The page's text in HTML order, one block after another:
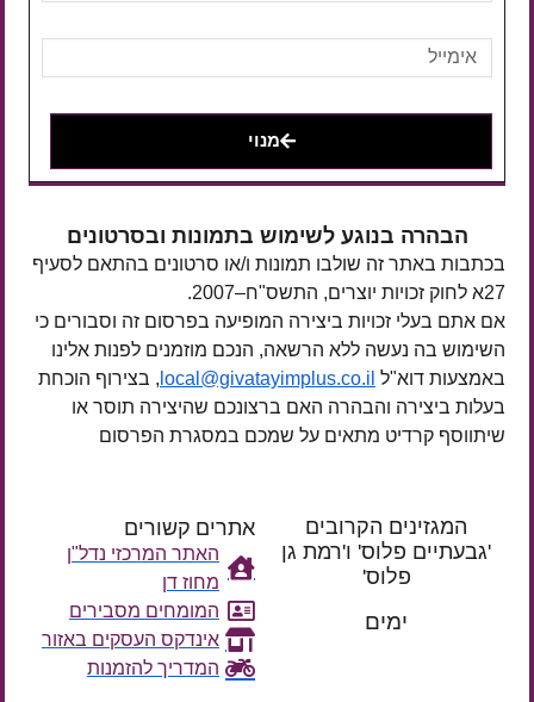
מנוי
הבהרה בנוגע לשימוש בתמונות ובסרטונים
בכתבות באתר זה שולבו תמונות ו/או סרטונים בהתאם לסעיף
27א לחוק זכויות יוצרים, התשס"ח–2007.
אם אתם בעלי זכויות ביצירה המופיעה בפרסום זה וסבורים כי
השימוש בה נעשה ללא הרשאה, הנכם מוזמנים לפנות אלינו
באמצעות דוא"ל local@givatayimplus.co.il , בצירוף הוכחת
בעלות ביצירה והבהרה האם ברצונכם שהיצירה תוסר או
שיתווסף קרדיט מתאים על שמכם במסגרת הפרסום
המגזינים הקרובים
'גבעתיים פלוס' ו'רמת גן
פלוס'
ימים
אתרים קשורים
האתר המרכזי נדל"ן
מחוז דן
המומחים מסבירים
אינדקס העסקים באזור
המדריך להזמנות